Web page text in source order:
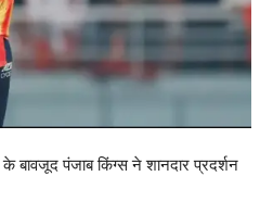
के बावजूद पंजाब किंग्स ने शानदार प्रदर्शन